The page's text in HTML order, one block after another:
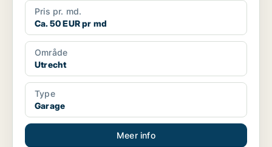
Pris pr. md.
Ca. 50 EUR pr md
Område
Utrecht
Type
Garage
Meer info